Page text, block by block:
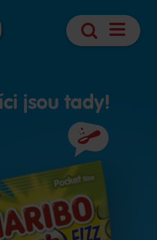
Vyhledávání
Otevřít
jsou tady!
Složení